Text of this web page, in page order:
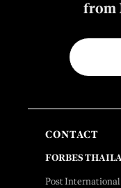
from
CONTACT
FORBES
Post International